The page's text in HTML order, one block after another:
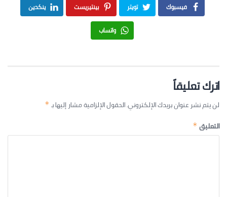
فيسبوك تويتر بينتيريست
ينكدين
واتساب
اترك تعليقاً
لن يتم نشر عنوان بريدك الإلكتروني.الحقول الإلزامية مشار إليها بـ *
التعليق *